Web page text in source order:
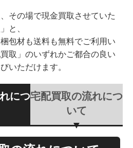
その場で現金買取させていた
と、
包材も送料も無料でご利用い
取」のいずれかご都合の良い
いただけます。
につ宅配買取の流れにつ
いて